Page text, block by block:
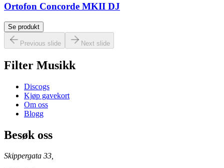
Ortofon Concorde MKII DJ
Se produkt
Previous slide Next slide
Filter Musikk
Discogs
Kjøp gavekort
Om oss
Blogg
Besøk oss
Skippergata 33,